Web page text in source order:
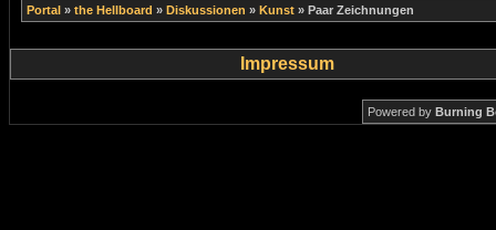
Portal » the Hellboard » Diskussionen » Kunst » Paar Zeichnungen
Impressum
Powered by Burning